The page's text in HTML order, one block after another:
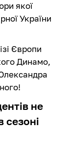
якої
України
Європи
Динамо,
не
сезоні